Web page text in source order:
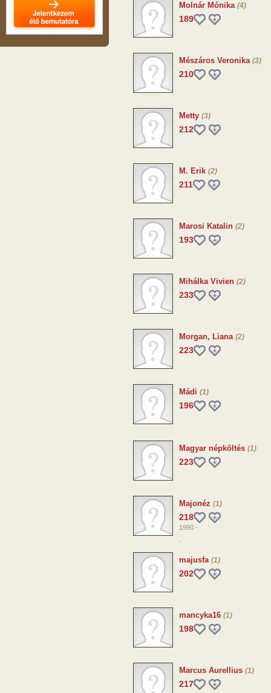
Molnár Mónika (4)
189
Mészáros Veronika (3)
210
Metty (3)
212
M. Erik (2)
211
Marosi Katalin (2)
193
Mihálka Vivien (2)
233
Morgan, Liana (2)
223
Mádi (1)
196
Magyar népköltés (1)
223
Majonéz (1)
218
1990 -
majusfa (1)
202
mancyka16 (1)
198
Marcus Aurellius (1)
217